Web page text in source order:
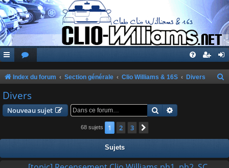
Index du forum Section générale Clio Williams & 16S Divers
c
Divers
Nouveau sujet Rechercher
68 sujets 1 2 3
Sujets